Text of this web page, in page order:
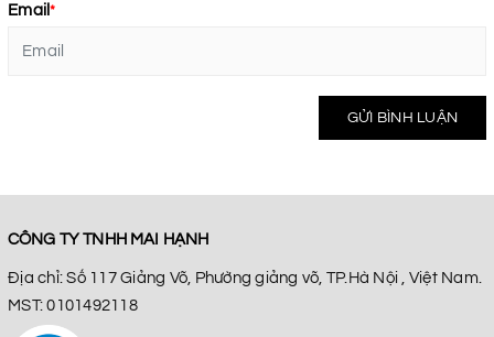
Email*
GỬI BÌNH LUẬN
CÔNG TY TNHH MAI HẠNH
Địa chỉ: Số 117 Giảng Võ, Phường giảng võ, TP.Hà Nội , Việt Nam.
MST: 0101492118